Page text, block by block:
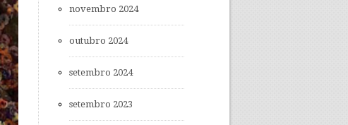
novembro 2024
outubro 2024
setembro 2024
setembro 2023